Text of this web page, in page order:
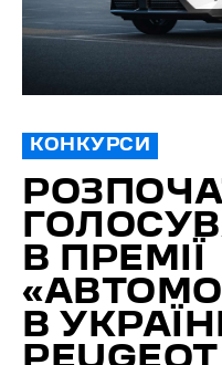
КОНКУРСИ
В ПРЕМІЇ
В